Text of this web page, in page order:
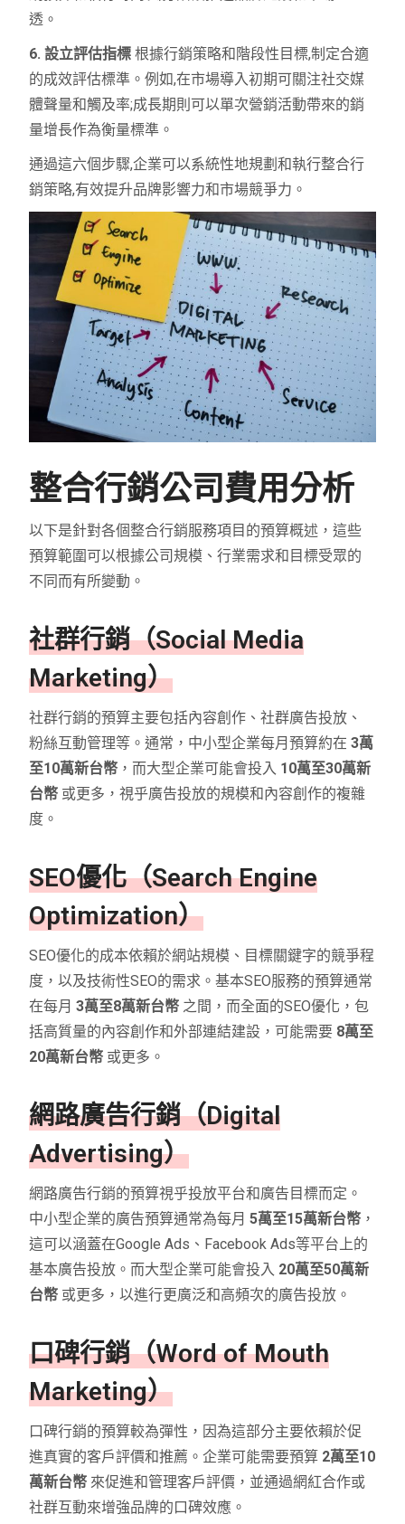
透。
6. 設立評估指標 根據行銷策略和階段性目標,制定合適
的成效評估標準。例如,在市場導入初期可關注社交媒
體聲量和觸及率;成長期則可以單次營銷活動帶來的銷
量增長作為衡量標準。
通過這六個步驟,企業可以系統性地規劃和執行整合行
銷策略,有效提升品牌影響力和市場競爭力。
整合行銷公司費用分析
以下是針對各個整合行銷服務項目的預算概述，這些
預算範圍可以根據公司規模、行業需求和目標受眾的
不同而有所變動。
社群行銷（Social Media
Marketing）
社群行銷的預算主要包括內容創作、社群廣告投放、
粉絲互動管理等。通常，中小型企業每月預算約在3萬
至10萬新台幣 ，而大型企業可能會投入 10萬至30萬新
台幣 或更多，視乎廣告投放的規模和內容創作的複雜
度。
SEO優化（Search Engine
Optimization）
SEO優化的成本依賴於網站規模、目標關鍵字的競爭程
度，以及技術性SEO的需求。基本SEO服務的預算通常
在每月3萬至8萬新台幣 之間，而全面的SEO優化，包
括高質量的內容創作和外部連結建設，可能需要 8萬至
20萬新台幣 或更多。
網路廣告行銷（Digital
Advertising）
網路廣告行銷的預算視乎投放平台和廣告目標而定。
中小型企業的廣告預算通常為每月5萬至15萬新台幣 ，
這可以涵蓋在Google Ads、Facebook Ads等平台上的
基本廣告投放。而大型企業可能會投入 20萬至50萬新
台幣 或更多，以進行更廣泛和高頻次的廣告投放。
口碑行銷（Word of Mouth
Marketing）
口碑行銷的預算較為彈性，因為這部分主要依賴於促
進真實的客戶評價和推薦。企業可能需要預算 2萬至10
萬新台幣 來促進和管理客戶評價，並通過網紅合作或
社群互動來增強品牌的口碑效應。